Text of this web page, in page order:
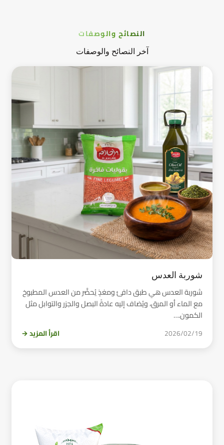
النصائح والوصفات
آخر النصائح والوصفات
شوربة العدس
شوربة العدس هي طبق دافئ ومغذٍ يُحضَّر من العدس المطبوخ
مع الماء أو المرق، ويُضاف إليه عادةً البصل والجزر والتوابل مثل
الكمون.…
2026/02/19 اقرأ المزيد →